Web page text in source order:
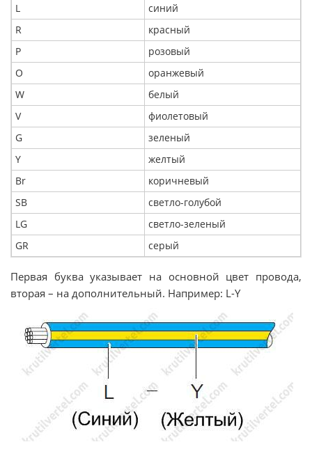
L
синий
R
красный
P
розовый
O
оранжевый
W
белый
V
фиолетовый
G
зеленый
Y
желтый
Br
коричневый
SB
светло-голубой
LG
светло-зеленый
GR
серый
Первая буква указывает на основной цвет провода,
вторая – на дополнительный. Например: L-Y